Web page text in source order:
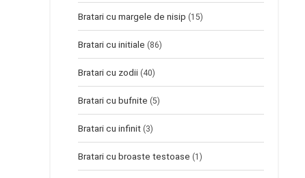
Bratari cu margele de nisip (15)
Bratari cu initiale (86)
Bratari cu zodii (40)
Bratari cu bufnite (5)
Bratari cu infinit (3)
Bratari cu broaste testoase (1)